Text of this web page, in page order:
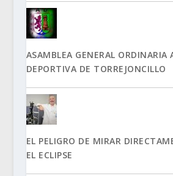
ASAMBLEA GENERAL ORDINARIA
DEPORTIVA DE TORREJONCILLO
EL PELIGRO DE MIRAR
EL ECLIPSE